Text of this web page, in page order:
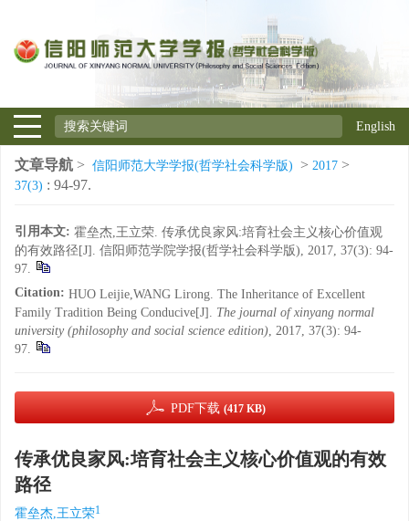
English
文章导航 > 信阳师范大学学报(哲学社会科学版) > 2017 >
37(3) : 94-97.
引用本文: 霍垒杰,王立荣. 传承优良家风:培育社会主义核心价值观
的有效路径[J]. 信阳师范学院学报(哲学社会科学版), 2017, 37(3): 94-
97.
Citation: HUO Leijie,WANG Lirong. The Inheritance of Excellent
Family Tradition Being Conducive[J]. The journal of xinyang normal
university (philosophy and social science edition), 2017, 37(3): 94-
97.
PDF下载 (417 KB)
传承优良家风:培育社会主义核心价值观的有效
路径
霍垒杰,王立荣1